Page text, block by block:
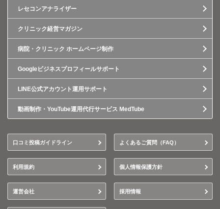
レセコンアナライザー
クリニック経営マガジン
病院・クリニック ホームページ制作
Googleビジネスプロフィールサポート
LINE公式アカウント運用サポート
動画制作・YouTube運用代行サービス MedTube
口コミ投稿ガイドライン よくあるご質問（FAQ）
利用規約 個人情報保護方針
運営会社 採用情報